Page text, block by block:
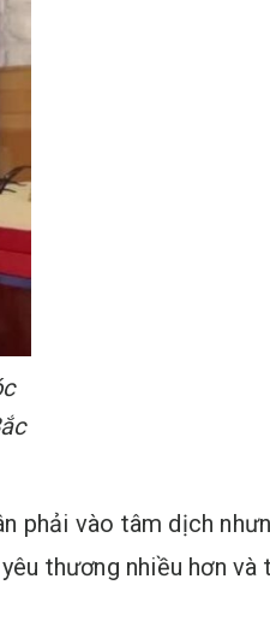
phải vào tâm dịch
thương nhiều hơn và